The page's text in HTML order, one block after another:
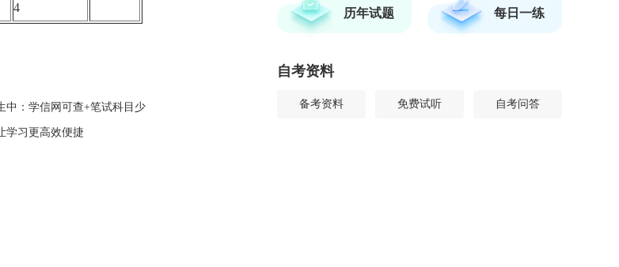
4
中：学信网可查+笔试科目少
学习更高效便捷
历年试题 每日一练
自考资料
备考资料 免费试听 自考问答